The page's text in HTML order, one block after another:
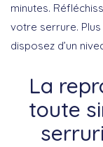
minutes.
votre serrure.
disposez d’un
La
toute